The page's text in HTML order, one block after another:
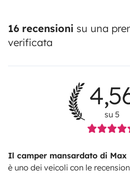
16 recensioni su una
verificata
su 5
Il camper mansardato di Max
è uno dei veicoli con le